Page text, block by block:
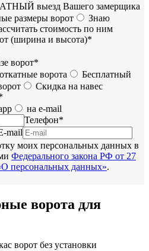
выезд Вашего замерщика
размеры ворот
Знаю
стоимость по ним
(ширина и высота)*
ворот*
ворота
Бесплатный
Скидка на навес
на e-mail
Телефон*
mail
моих персональных данных в
Федерального закона РФ от 27
персональных данных».
ворота для
ворот без установки